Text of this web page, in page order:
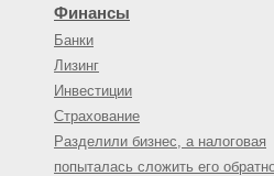
Финансы
Банки
Лизинг
Инвестиции
Страхование
Разделили бизнес, а налоговая
попыталась сложить его